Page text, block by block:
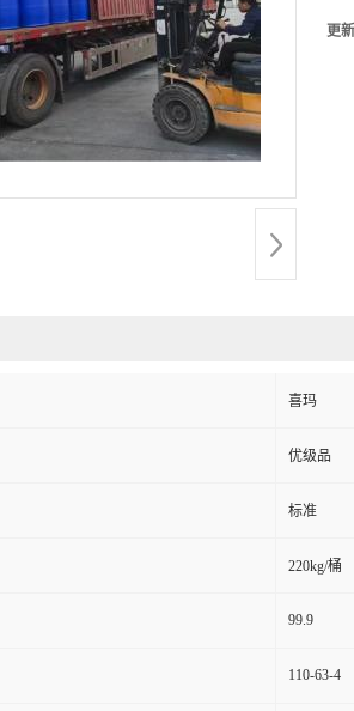
更
喜玛
优级品
标准
220kg/桶
99.9
110-63-4